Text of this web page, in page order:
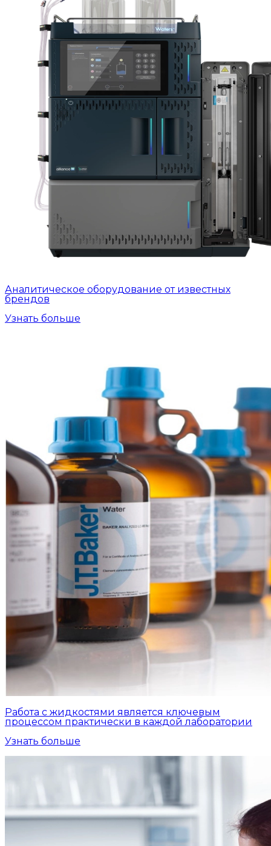
Аналитическое оборудование от известных
брендов
Узнать больше
Работа с жидкостями является ключевым
процессом практически в каждой лаборатории
Узнать больше